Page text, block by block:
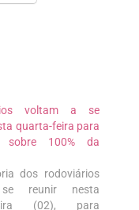
voltam a se
quarta-feira para
sobre 100% da
dos rodoviários
reunir nesta
(02), para